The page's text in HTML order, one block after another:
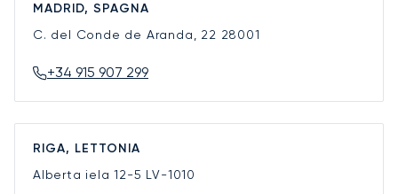
MADRID, SPAGNA
C. del Conde de Aranda, 22 28001
+34 915 907 299
RIGA, LETTONIA
Alberta iela 12-5 LV-1010